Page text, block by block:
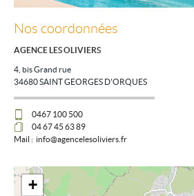
Nos coordonnées
AGENCE LES OLIVIERS
4, bis Grand rue
34680SAINT GEORGES D'ORQUES
0467 100 500
04 67 45 63 89
Mail : info@agencelesoliviers.fr
+